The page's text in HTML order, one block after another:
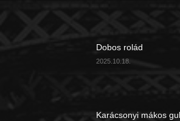
Dobos rolád
2025.10.18.
Karácsonyi mákos